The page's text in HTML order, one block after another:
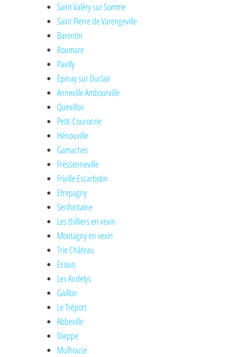
Saint Valéry sur Somme
Saint Pierre de Varengeville
Barentin
Roumare
Pavilly
Epinay sur Duclair
Anneville Ambourville
Quevillon
Petit-Couronne
Hénouville
Gamaches
Fressenneville
Friville Escarbotin
Etrepagny
Serifontaine
Les thilliers en vexin
Montagny en vexin
Trie Château
Ecouis
Les Andelys
Gaillon
Le Tréport
Abbeville
Dieppe
Mulhouse